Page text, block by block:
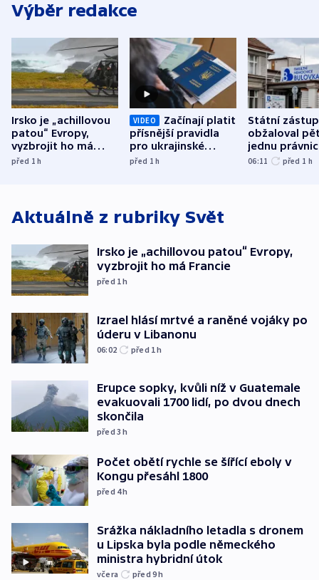
Výběr redakce
Irsko je „achillovou
patou“ Evropy,
vyzbrojit ho má
Francie
před 1h
VIDEO
Začínají platit
přísnější pravidla
pro ukrajinské
uprchlíky
před 1h
Státní
obžaloval
jednu
osobu v
06:11 před 1 h
Aktuálně z rubriky Svět
Irsko je „achillovou patou“ Evropy,
vyzbrojit ho má Francie
před 1h
Izrael hlásí mrtvé a raněné vojáky po
úderu v Libanonu
06:02 před 1h
Erupce sopky, kvůli níž v Guatemale
evakuovali 1700 lidí, po dvou dnech
skončila
před 3h
Počet obětí rychle se šířící eboly v
Kongu přesáhl 1800
před 4h
Srážka nákladního letadla s dronem
u Lipska byla podle německého
ministra hybridní útok
včera před 9h